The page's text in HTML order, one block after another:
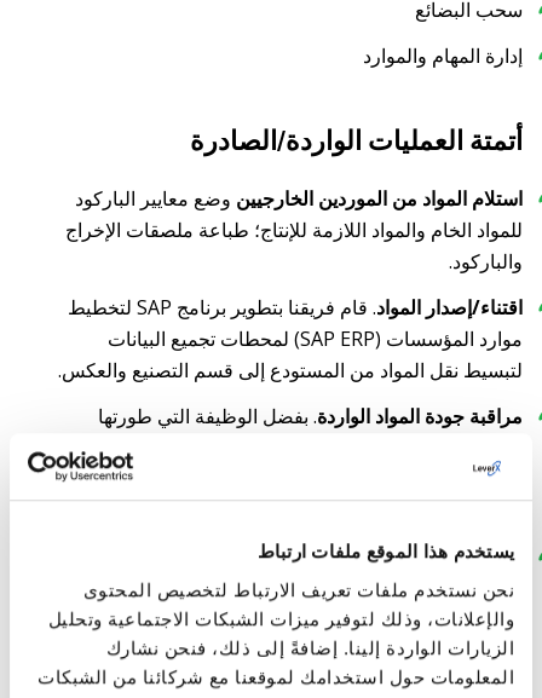
يستخدم هذا الموقع ملفات ارتباط
نحن نستخدم ملفات تعريف الارتباط لتخصيص المحتوى
والإعلانات، وذلك لتوفير ميزات الشبكات الاجتماعية وتحليل
الزيارات الواردة إلينا. إضافةً إلى ذلك، فنحن نشارك
المعلومات حول استخدامك لموقعنا مع شركائنا من الشبكات
سحب البضائع
إدارة المهام والموارد
أتمتة العمليات الواردة/الصادرة
استلام المواد من الموردين الخارجيين وضع معايير الباركود
للمواد الخام والمواد اللازمة للإنتاج؛ طباعة ملصقات الإخراج
والباركود.
اقتناء/إصدار المواد
. قام فريقنا بتطوير برنامج SAP لتخطيط
موارد المؤسسات (SAP ERP) لمحطات تجميع البيانات
لتبسيط نقل المواد من المستودع إلى قسم التصنيع والعكس.
مراقبة جودة المواد الواردة. بفضل الوظيفة التي طورتها
LeverX، يقوم أخصائيو مراقبة الجودة باختيار المواد الخام
اللازمة لفحصها باستخدام DCT. وضع المواد في المخزون
المخزون القائم على FIFO وFIFFO
وفقًا لاستراتيجيات التحكم في المخزون القائمة على FIFO
(الوارد أولاً، الصادر أولاً) و FEFO (منتهي الصلاحية أولاً، الصادر
أولاً).